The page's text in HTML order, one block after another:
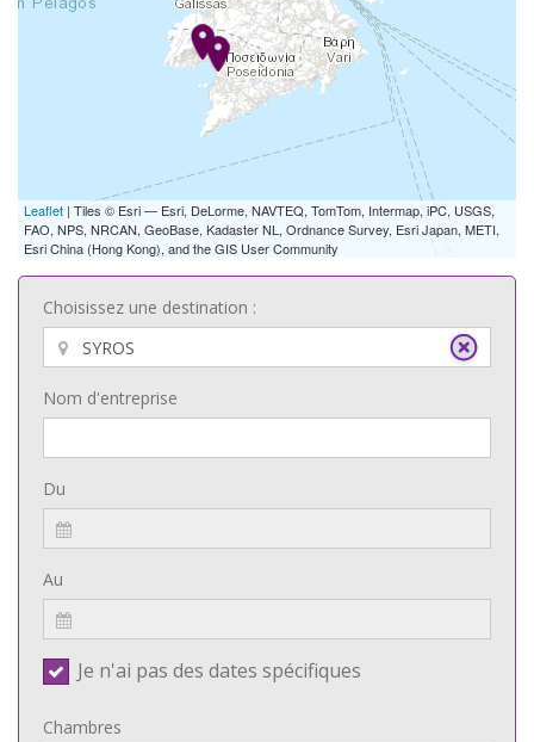
Leaflet | Tiles © Esri — Esri, DeLorme, NAVTEQ, TomTom, Intermap, iPC, USGS,
FAO, NPS, NRCAN, GeoBase, Kadaster NL, Ordnance Survey, Esri Japan, METI,
Esri China (Hong Kong), and the GIS User Community
Choisissez une destination :
Nom d'entreprise
Du
Au
Je n'ai pas des dates spécifiques
Chambres